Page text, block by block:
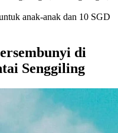
anak-anak dan 10 SGD
di
Senggiling